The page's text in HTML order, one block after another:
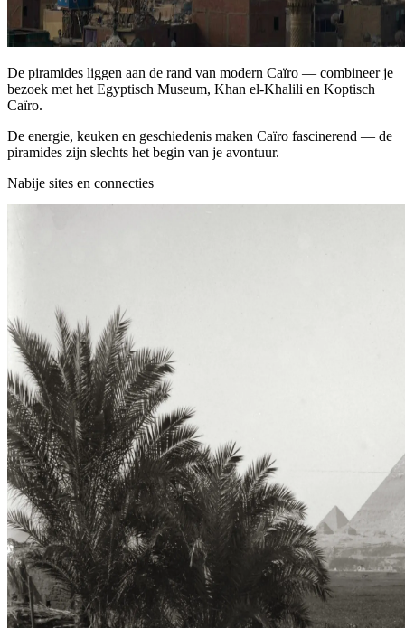
De piramides liggen aan de rand van modern Caïro — combineer je
bezoek met het Egyptisch Museum, Khan el-Khalili en Koptisch
Caïro.
De energie, keuken en geschiedenis maken Caïro fascinerend — de
piramides zijn slechts het begin van je avontuur.
Nabije sites en connecties